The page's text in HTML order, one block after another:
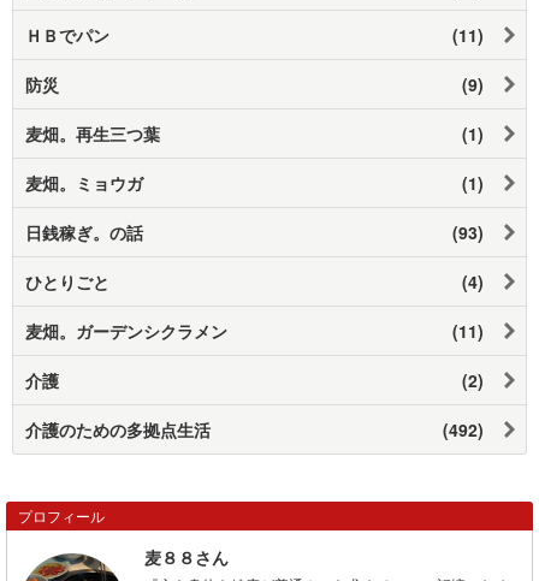
ＨＢでパン (11)
防災 (9)
麦畑。再生三つ葉 (1)
麦畑。ミョウガ (1)
日銭稼ぎ。の話 (93)
ひとりごと (4)
麦畑。ガーデンシクラメン (11)
介護 (2)
介護のための多拠点生活 (492)
プロフィール
麦８８さん